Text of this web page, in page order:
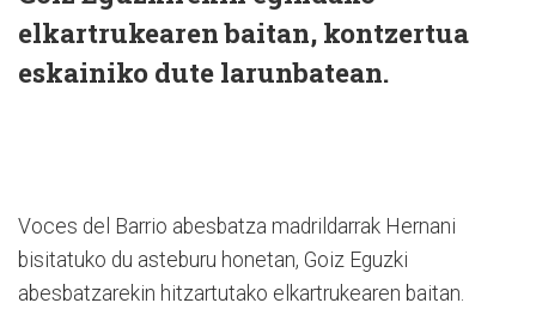
elkartrukearen baitan, kontzertua
eskainiko dute larunbatean.
Voces del Barrio abesbatza madrildarrak Hernani
bisitatuko du asteburu honetan, Goiz Eguzki
abesbatzarekin hitzartutako elkartrukearen baitan.